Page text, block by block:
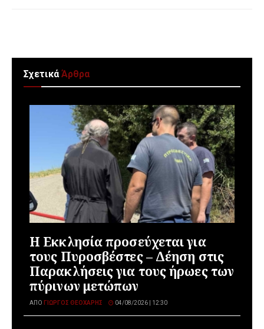
ΣχετικάΆρθρα
Η Εκκλησία προσεύχεται για
τους Πυροσβέστες – Δέηση στις
Παρακλήσεις για τους ήρωες των
πύρινων μετώπων
ΑΠΌ ΓΙΏΡΓΟΣ ΘΕΟΧΆΡΗΣ 04/08/2026 | 12:30